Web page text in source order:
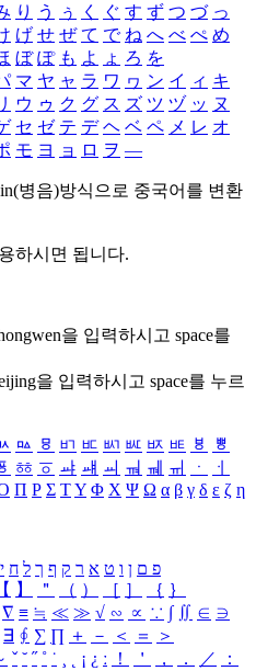
り う ぅ く ぐ す ず つ づ っ
げ せ ぜ て で ね へ べ ぺ め
ぼ ぽ も よ ょ ろ を
マ ヤ ャ ラ ワ ヮ ン イ ィ キ
ウ ゥ ク グ ス ズ ツ ヅ ッ ヌ
セ ゼ テ デ ヘ ベ ペ メ レ オ
モ ヨ ョ ロ ヲ ―
병음)방식으로 중국어를 변환
하시면 됩니다.
을 입력하시고 space를
을 입력하시고 space를 누르
ㅰ ㅱ ㅲ ㅳ ㅴ ㅵ ㅶ ㅷ ㅸ
ㅹ
ㆅ ㆆ ㆇ ㆈ ㆉ ㆊ ㆋ ㆌ ㆍ
ㆎ
Π Ρ Σ ΤΥ Φ Χ Ψ Ω α β γ δ ε ζ η
פ ם ן ו ט א ר ק ף ך ל ח י
【 】 ＂ （ ） ［ ］ ｛ ｝
∇ ≡ ≒ ≪ ≫ √ ∽ ∝ ∵ ∫ ∬ ∈ ∋
∃ ∮ ∑ ∏ ＋ － ＜ ＝
＞
ˇ ˘ ˝ ˚ ˙ ¸ ¡ ¿ ː ！ ＇ ， ． ／
：